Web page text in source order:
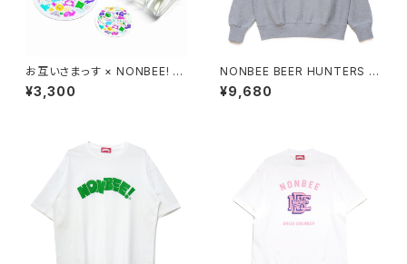
お互いさまっす × NONBEE! C
OLLAB GLASS SET
¥3,300
NONBEE BEER HUNTERS S
WEAT grey/green
¥9,680